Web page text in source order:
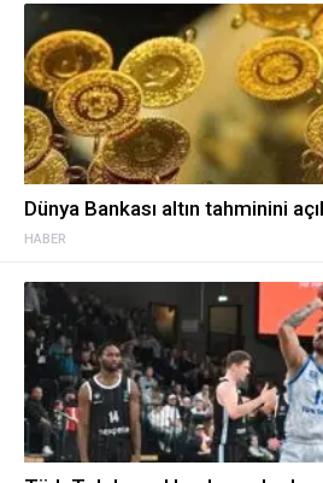
HABER
Dünya Bankası altın tahminini